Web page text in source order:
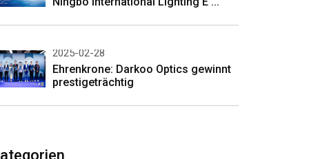
2025-02-28
Ehrenkrone: Darkoo Optics gewinnt
prestigeträchtig